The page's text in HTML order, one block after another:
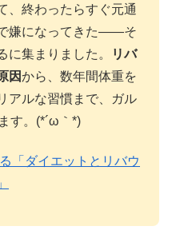
、終わったらすぐ元通
嫌になってきた——そ
に集まりました。
リバ
因から、数年間体重を
アルな習慣まで、ガル
す。(*´ω｀*)
「ダイエットとリバウ